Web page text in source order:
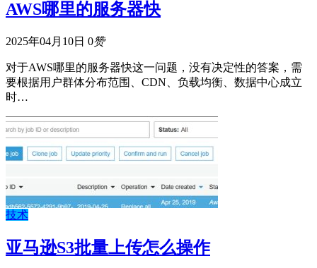
AWS哪里的服务器快
2025年04月10日 0赞
对于AWS哪里的服务器快这一问题，没有决定性的答案，需
要根据用户群体分布范围、CDN、负载均衡、数据中心成立
时…
技术
亚马逊S3批量上传怎么操作